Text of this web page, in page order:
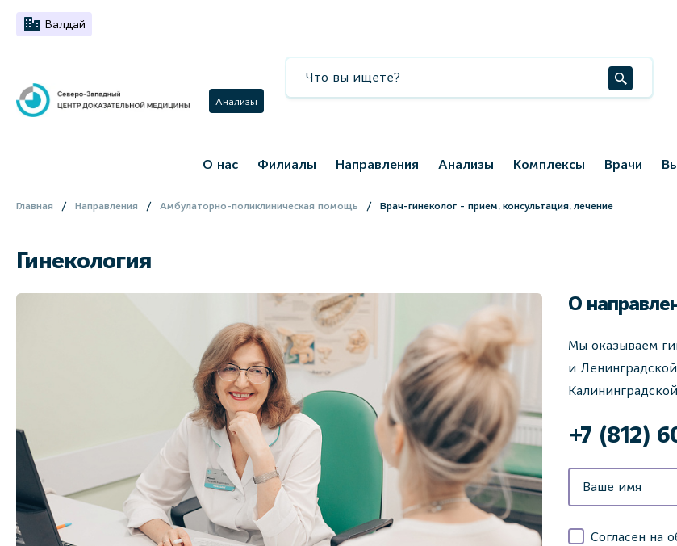
Валдай
Анализы
О нас Филиалы Направления Анализы Комплексы Врачи
Главная Направления Амбулаторно-поликлиническая помощь Врач-гинеколог - прием, консультация, лечение
Гинекология
О
Мы оказываем
и
‌+7 (812)
Согласен на